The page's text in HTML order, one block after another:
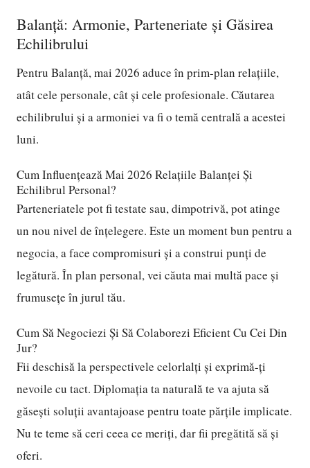
Balanță: Armonie, Parteneriate și Găsirea
Echilibrului
Pentru Balanță, mai 2026 aduce în prim-plan relațiile,
atât cele personale, cât și cele profesionale. Căutarea
echilibrului și a armoniei va fi o temă centrală a acestei
luni.
Cum Influențează Mai 2026 Relațiile Balanței Și
Echilibrul Personal?
Parteneriatele pot fi testate sau, dimpotrivă, pot atinge
un nou nivel de înțelegere. Este un moment bun pentru a
negocia, a face compromisuri și a construi punți de
legătură. În plan personal, vei căuta mai multă pace și
frumusețe în jurul tău.
Cum Să Negociezi Și Să Colaborezi Eficient Cu Cei Din
Jur?
Fii deschisă la perspectivele celorlalți și exprimă-ți
nevoile cu tact. Diplomația ta naturală te va ajuta să
găsești soluții avantajoase pentru toate părțile implicate.
Nu te teme să ceri ceea ce meriți, dar fii pregătită să și
oferi.